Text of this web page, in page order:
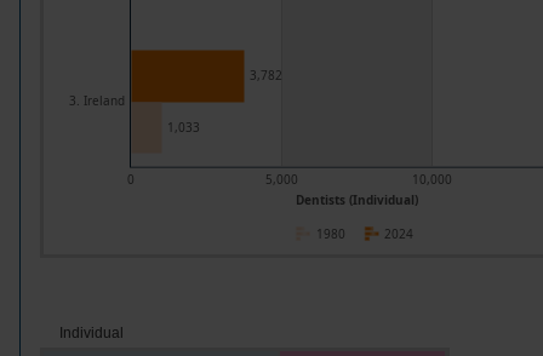
Dentists (Individual)
0 5,000 10,000
3. Ireland
3,782
1,033
2024
1980
Individual